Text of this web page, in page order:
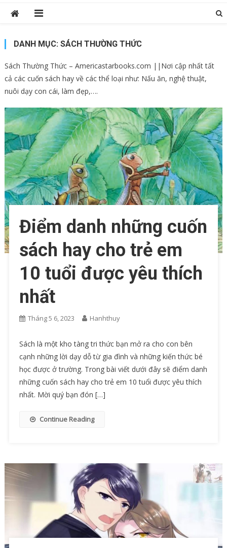
DANH MỤC: SÁCH THƯỜNG THỨC
Sách Thường Thức – Americastarbooks.com ||Nơi cập nhất tất
cả các cuốn sách hay về các thể loại như: Nấu ăn, nghệ thuật,
nuôi dạy con cái, làm đẹp,….
Điểm danh những cuốn
sách hay cho trẻ em
10 tuổi được yêu thích
nhất
Tháng 5 6, 2023 Hanhthuy
Sách là một kho tàng tri thức bạn mở ra cho con bên
cạnh những lời dạy dỗ từ gia đình và những kiến thức bé
học được ở trường. Trong bài viết dưới đây sẽ điểm danh
những cuốn sách hay cho trẻ em 10 tuổi được yêu thích
nhất. Mời quý bạn đón […]
Continue Reading